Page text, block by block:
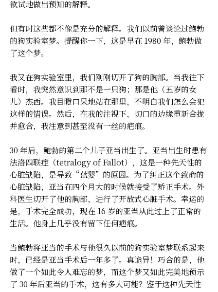
欲试地做出预知的解释。
但有时这些都不像是充分的解释。我们以前曾谈论过鲍勃
的狗实验室梦。提醒你一下，这是早在 1980 年，鲍勃做
了这个梦。
我又在狗实验室里，我们刚刚切开了狗的胸部。当我往下
看时，我突然意识到那不是一只狗；那是他（五岁的女
儿）杰西。我目瞪口呆地站在那里，不明白我们怎么会犯
这样的错误。然后，在我的注视下，切口的边缘重新合拢
并愈合，我注意到甚至没有一丝的疤痕。
30 年后，鲍勃的第二个儿子亚当出生了。亚当出生时患有
法洛四联症（tetralogy of Fallot），这是一种先天性的
心脏缺陷，是导致“蓝婴”的原因。为了纠正这个致命的
心脏缺陷，亚当在四个月大的时候就接受了矫正手术。外
科医生切开了他的胸部，进行了开放式心脏手术。幸运的
是，手术完全成功，现在 16 岁的亚当从此过上了正常的
生活。他身上几乎没有留下任何疤痕。
当鲍勃将亚当的手术与他很久以前的狗实验室梦联系起来
时，已经是亚当手术后一年多了。真诡异！巧合的是，他
做了一个如此令人难忘的梦，而这个梦又如此完美地预示
了 30 年后亚当的手术，这有多大可能？鉴于这种先天性